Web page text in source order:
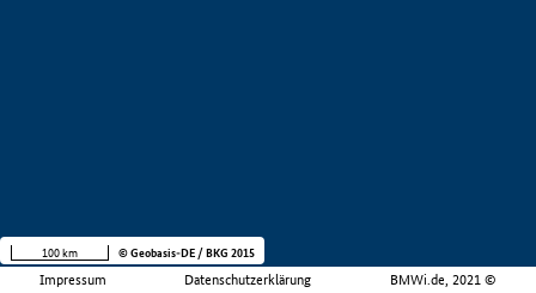
Impressum Datenschutzerklärung BMWi.de, 2021 ©
100 km © Geobasis-DE / BKG 2015